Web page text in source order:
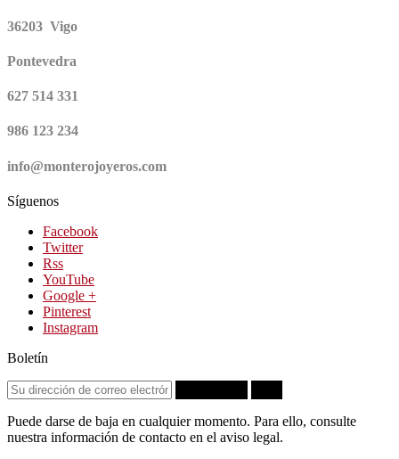
36203 Vigo
Pontevedra
627 514 331
986 123 234
info@monterojoyeros.com
Síguenos
Facebook
Twitter
Rss
YouTube
Google +
Pinterest
Instagram
Boletín
Puede darse de baja en cualquier momento. Para ello, consulte
nuestra información de contacto en el aviso legal.